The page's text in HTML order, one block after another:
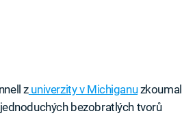
zuniverzity v Michiganuzkoumal
bezobratlých tvorů